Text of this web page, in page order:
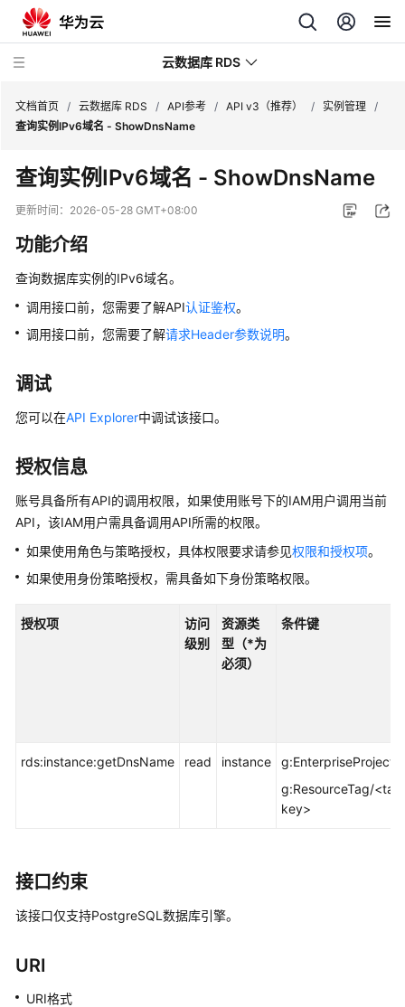
云数据库 RDS
产
介
绍
计
费
明
快
门
内
核
介
绍
用
户
实
皮
参
文档首页 / 云数据库 RDS / API参考 / API v3（推荐） / 实例管理 /
查询实例IPv6域名 - ShowDnsName
查询实例IPv6域名 - ShowDnsName
更新时间： 2026-05-28 GMT+08:00
功能介绍
查询数据库实例的IPv6域名。
调用接口前，您需要了解API认证鉴权。
调用接口前，您需要了解请求Header参数说明。
调试
您可以在API Explorer中调试该接口。
授权信息
账号具备所有API的调用权限，如果使用账号下的IAM用户调用当前
API，该IAM用户需具备调用API所需的权限。
如果使用角色与策略授权，具体权限要求请参见权限和授权项。
如果使用身份策略授权，需具备如下身份策略权限。
授权项
访问
级别
资源类
型（*为
必须）
条件键
rds:instance:getDnsName read instance
g:EnterpriseProjectId
g:ResourceTag/
key>
接口约束
该接口仅支持PostgreSQL数据库引擎。
URI
URI格式